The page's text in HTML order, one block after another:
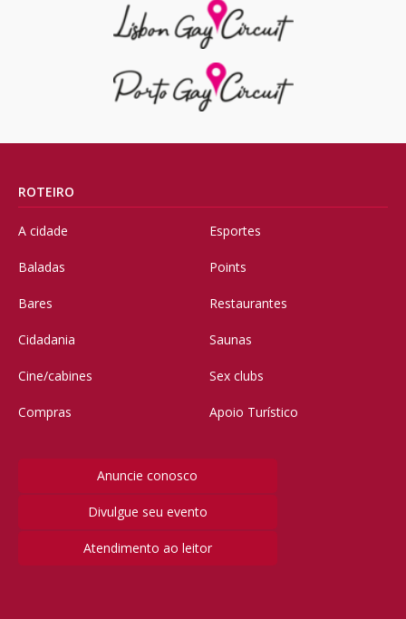
ROTEIRO
A cidade
Baladas
Bares
Cidadania
Cine/cabines
Compras
Esportes
Points
Restaurantes
Saunas
Sex clubs
Apoio Turístico
Anuncie conosco
Divulgue seu evento
Atendimento ao leitor